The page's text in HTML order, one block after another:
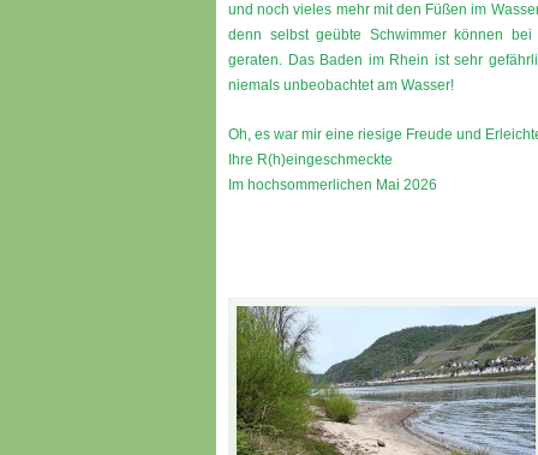
und noch vieles mehr mit den Füßen im
denn selbst geübte Schwimmer können
geraten. Das Baden im Rhein ist sehr
niemals unbeobachtet am Wasser!
Oh, es war mir eine riesige Freude und
Ihre R(h)eingeschmeckte
Im hochsommerlichen Mai 2026